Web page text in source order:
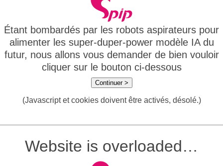
Étant bombardés par les robots aspirateurs pour
alimenter les super-duper-power modèle IA du
futur, nous allons vous demander de bien vouloir
cliquer sur le bouton ci-dessous
Continuer >
(Javascript et cookies doivent être activés, désolé.)
Website is overloaded…